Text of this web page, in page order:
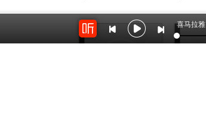
喜马拉雅